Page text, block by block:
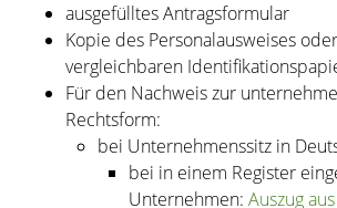
ausgefülltes Antragsformular
Kopie des Personalausweises
vergleichbaren
Für den Nachweis zur
Rechtsform:
bei Unternehmenssitz in
bei in einem Register
Unternehmen:Auszug